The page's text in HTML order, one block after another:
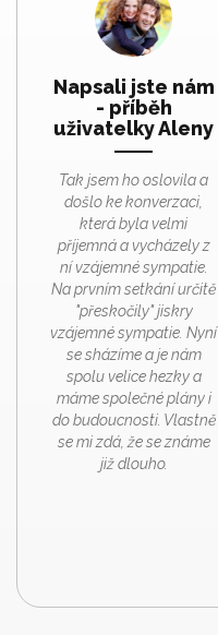
Napsali jste nám
- příběh
uživatelky Aleny
Tak jsem ho oslovila a
došlo ke konverzaci,
která byla velmi
příjemná a vycházely z
ní vzájemné sympatie.
Na prvním setkání určitě
"přeskočily" jiskry
vzájemné sympatie. Nyní
se sházíme a je nám
spolu velice hezky a
máme společné plány i
do budoucnosti. Vlastně
se mi zdá, že se známe
již dlouho.